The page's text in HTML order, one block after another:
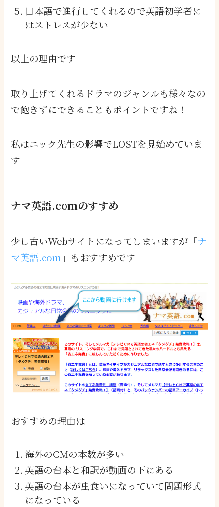
日本語で進行してくれるので英語初学者に
はストレスが少ない
以上の理由です
取り上げてくれるドラマのジャンルも様々なの
で飽きずにできることもポイントですね！
私はニック先生の影響でLOSTを見始めていま
す
ナマ英語.comのすすめ
少し古いWebサイトになってしまいますが「ナ
マ英語.com 」もおすすめです
おすすめの理由は
海外のCMの本数が多い
英語の台本と和訳が動画の下にある
英語の台本が虫食いになっていて問題形式
になっている